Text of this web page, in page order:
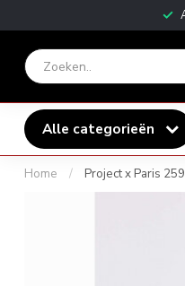
Alle categorieën
Home / Project x Paris